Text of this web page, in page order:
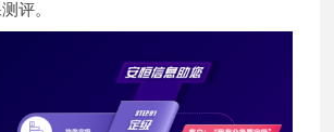
评。